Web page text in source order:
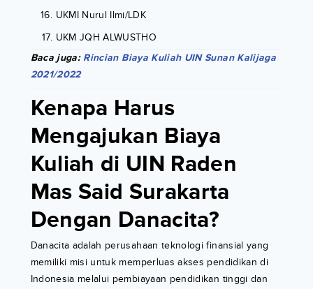
UKMI Nurul Ilmi/LDK
UKM JQH ALWUSTHO
Baca juga: Rincian Biaya Kuliah UIN Sunan Kalijaga
2021/2022
Kenapa Harus
Mengajukan Biaya
Kuliah di UIN Raden
Mas Said Surakarta
Dengan Danacita?
Danacita adalah perusahaan teknologi finansial yang
memiliki misi untuk memperluas akses pendidikan di
Indonesia melalui pembiayaan pendidikan tinggi dan